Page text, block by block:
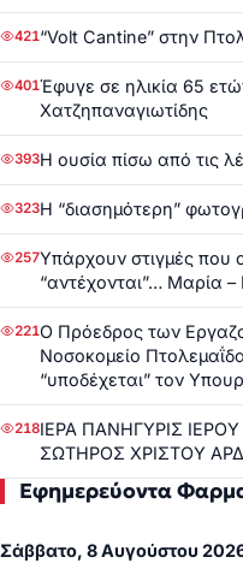
421“Volt Cantine” στην
401Έφυγε σε ηλικία 65
Χατζηπαναγιωτίδης
393Η ουσία πίσω από τις
323Η “διασημότερη”
257Υπάρχουν στιγμές που
“αντέχονται”… Μαρία
221Ο Πρόεδρος των
Νοσοκομείο
“υποδέχεται” τον
218ΙΕΡΑ ΠΑΝΗΓΥΡΙΣ
ΣΩΤΗΡΟΣ ΧΡΙΣΤΟΥ
Εφημερεύοντα
Σάββατο, 8 Αυγούστου